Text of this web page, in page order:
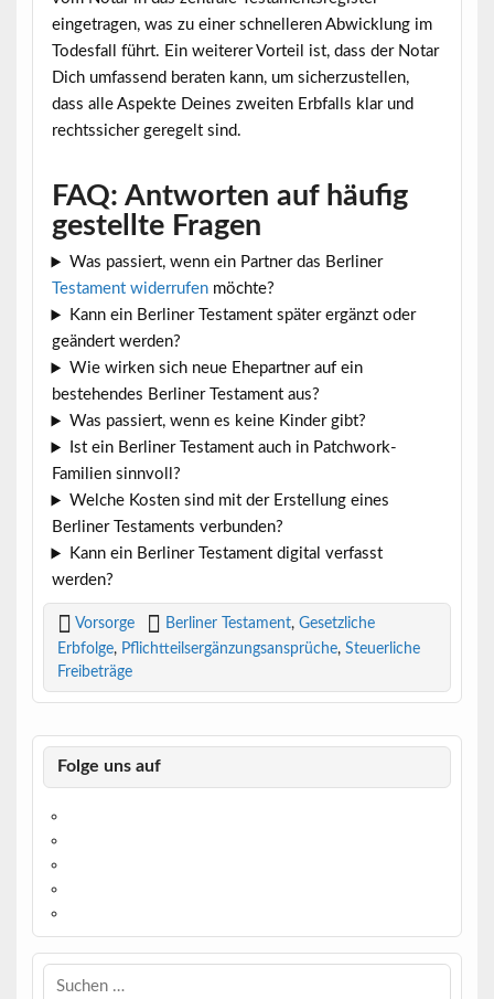
eingetragen, was zu einer schnelleren Abwicklung im
Todesfall führt. Ein weiterer Vorteil ist, dass der Notar
Dich umfassend beraten kann, um sicherzustellen,
dass alle Aspekte Deines zweiten Erbfalls klar und
rechtssicher geregelt sind.
FAQ: Antworten auf häufig
gestellte Fragen
Was passiert, wenn ein Partner das Berliner
Testament widerrufenmöchte?
Kann ein Berliner Testament später ergänzt oder
geändert werden?
Wie wirken sich neue Ehepartner auf ein
bestehendes Berliner Testament aus?
Was passiert, wenn es keine Kinder gibt?
Ist ein Berliner Testament auch in Patchwork-
Familien sinnvoll?
Welche Kosten sind mit der Erstellung eines
Berliner Testaments verbunden?
Kann ein Berliner Testament digital verfasst
werden?
Vorsorge Berliner Testament, Gesetzliche
Erbfolge, Pflichtteilsergänzungsansprüche, Steuerliche
Freibeträge
Folge uns auf